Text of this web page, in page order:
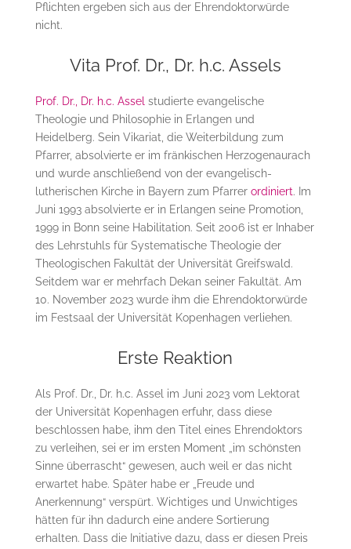
Pflichten ergeben sich aus der Ehrendoktorwürde
nicht.
Vita Prof. Dr., Dr. h.c. Assels
Prof. Dr., Dr. h.c. Asselstudierte evangelische
Theologie und Philosophie in Erlangen und
Heidelberg. Sein Vikariat, die Weiterbildung zum
Pfarrer, absolvierte er im fränkischen Herzogenaurach
und wurde anschließend von der evangelisch-
lutherischen Kirche in Bayern zum Pfarrer ordiniert. Im
Juni 1993 absolvierte er in Erlangen seine Promotion,
1999 in Bonn seine Habilitation. Seit 2006 ist er Inhaber
des Lehrstuhls für Systematische Theologie der
Theologischen Fakultät der Universität Greifswald.
Seitdem war er mehrfach Dekan seiner Fakultät. Am
10. November 2023 wurde ihm die Ehrendoktorwürde
im Festsaal der Universität Kopenhagen verliehen.
Erste Reaktion
Als Prof. Dr., Dr. h.c. Assel im Juni 2023 vom Lektorat
der Universität Kopenhagen erfuhr, dass diese
beschlossen habe, ihm den Titel eines Ehrendoktors
zu verleihen, sei er im ersten Moment „im schönsten
Sinne überrascht“ gewesen, auch weil er das nicht
erwartet habe. Später habe er „Freude und
Anerkennung“ verspürt. Wichtiges und Unwichtiges
hätten für ihn dadurch eine andere Sortierung
erhalten. Dass die Initiative dazu, dass er diesen Preis